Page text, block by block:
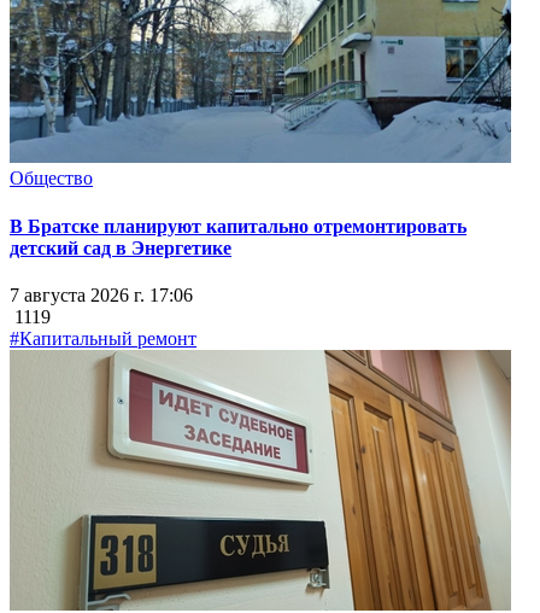
Общество
В Братске планируют капитально отремонтировать
детский сад в Энергетике
7 августа 2026 г. 17:06
1119
#Капитальный ремонт